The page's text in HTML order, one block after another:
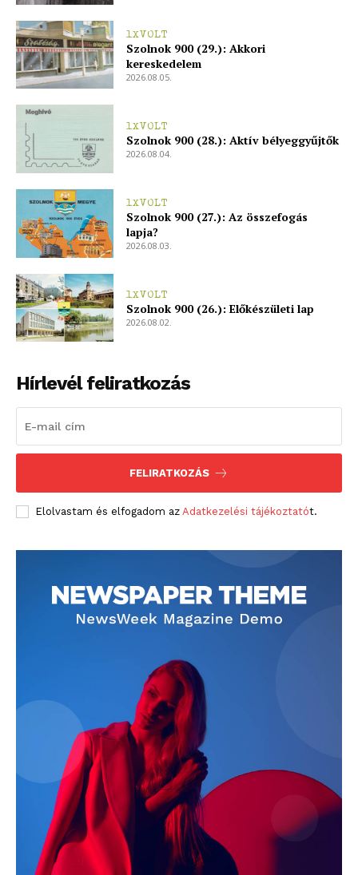
ELŐFIZETÉS
Hasznos
bSZ fiók
Előfizetés
Kapcsolat
Adatkezelési tájékoztató
Hirdetés
1XVOLT
Szolnok 900 (29.): Akkori
kereskedelem
2026.08.05.
1XVOLT
Szolnok 900 (28.): Aktív bélyeggyűjtők
2026.08.04.
1XVOLT
Szolnok 900 (27.): Az összefogás
lapja?
2026.08.03.
1XVOLT
Szolnok 900 (26.): Előkészületi lap
2026.08.02.
Hírlevél feliratkozás
FELIRATKOZÁS
Elolvastam és elfogadom az Adatkezelési tájékoztatót.